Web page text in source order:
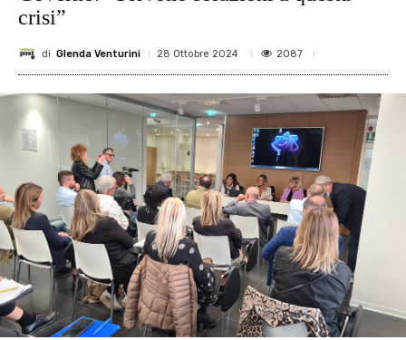
crisi”
di Glenda Venturini 28 Ottobre 2024 2087